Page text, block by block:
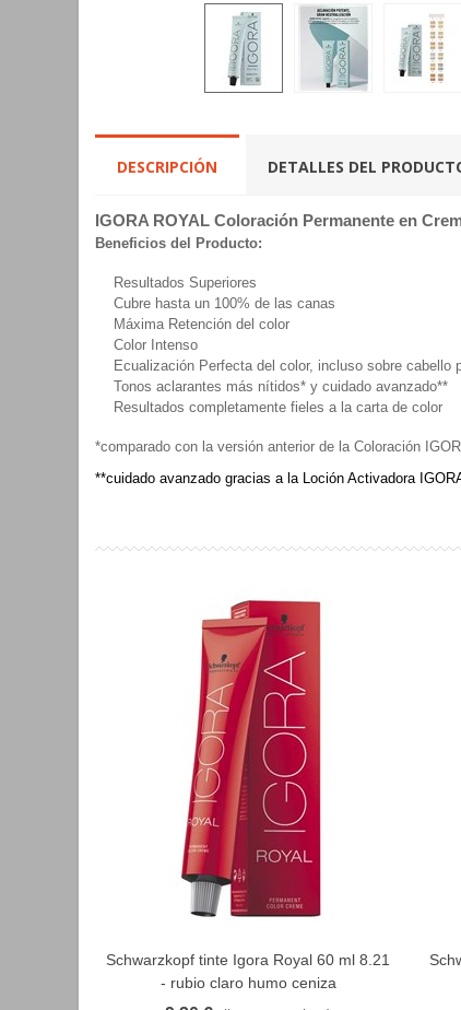
DESCRIPCIÓN DETALLES DEL
IGORA ROYAL Coloración Permanente en
Beneficios del Producto:
Resultados Superiores
Cubre hasta un 100% de las canas
Máxima Retención del color
Color Intenso
Ecualización Perfecta del color, incluso sobre cabello
Tonos aclarantes más nítidos* y cuidado avanzado**
Resultados completamente fieles a la carta de color
*comparado con la versión anterior de la Coloración
**cuidado avanzado gracias a la Loción Activadora
FAVORITO
Schwarzkopf tinte Igora Royal 60 ml 8.21
- rubio claro humo ceniza